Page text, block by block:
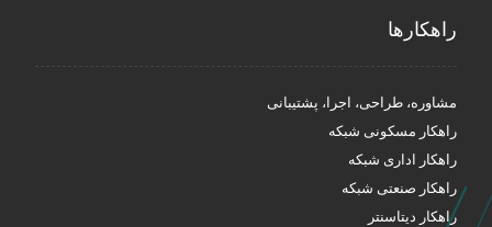
راهکار‌ها
مشاوره، طراحی، اجرا، پشتیبانی
راهکار مسکونی شبکه
راهکار اداری شبکه
راهکار صنعتی شبکه
راهکار دیتاسنتر